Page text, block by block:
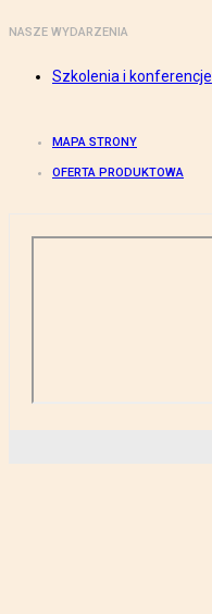
NASZE WYDARZENIA
Szkolenia i konferencje
MAPA STRONY
OFERTA PRODUKTOWA